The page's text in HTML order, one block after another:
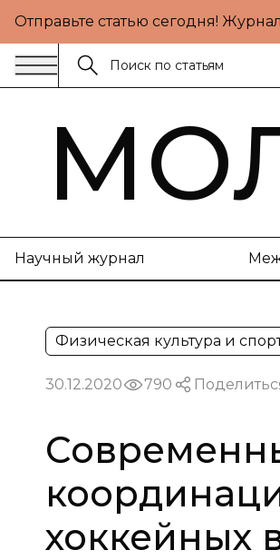
Отправьте статью сегодня!
Научный журнал
Физическая культура и
30.12.2020 790
хоккейных